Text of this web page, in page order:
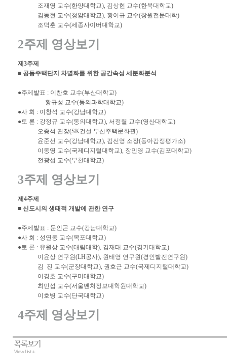
조재영 교수(한양대학교), 김상현 교수(한북대학교)
김동현 교수(청암대학교), 황이규 교수(창원전문대학)
조덕훈 교수(세종사이버대학교)
2주제 영상보기
제3주제
■ 공동주택단지 차별화를 위한 공간속성 세분화분석
●주제발표 : 이찬호 교수(부산대학교)
황규성 교수(동의과학대학교)
●사 회 : 이창석 교수(강남대학교)
●토 론 : 강정규 교수(동의대학교), 서정렬 교수(영산대학교)
오종석 관장(SK건설 부산주택문화관)
윤준선 교수(강남대학교), 김선영 소장(동아감정평가소)
이동영 교수(국제디지털대학교), 장민영 교수(김포대학교)
전광섭 교수(부천대학교)
3주제 영상보기
제4주제
■ 신도시의 생태적 개발에 관한 연구
●주제발표 : 문인곤 교수(강남대학교)
●사 회 : 성연동 교수(목포대학교)
●토 론 : 유원상 교수(대림대학), 김재태 교수(경기대학교)
이윤상 연구원(LH공사), 원태영 연구원(경인발전연구원)
김 진 교수(군장대학교), 권호근 교수(국제디지털대학교)
이경호 교수(구미대학교)
최민섭 교수(서울벤처정보대학원대학교)
이호병 교수(단국대학교)
4주제 영상보기